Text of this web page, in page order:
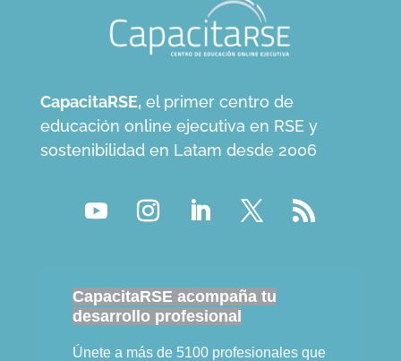
CapacitaRSE, el primer centro de
educación online ejecutiva en RSE y
sostenibilidad en Latam desde 2006
CapacitaRSE acompaña tu
desarrollo profesional
Únete a más de 5100 profesionales que